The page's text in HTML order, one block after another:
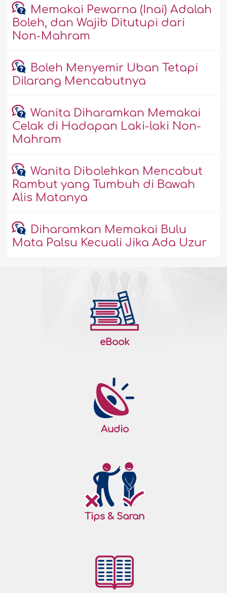
Memakai Pewarna (Inai) Adalah
Boleh, dan Wajib Ditutupi dari
Non-Mahram
Boleh Menyemir Uban Tetapi
Dilarang Mencabutnya
Wanita Diharamkan Memakai
Celak di Hadapan Laki-laki Non-
Mahram
Wanita Dibolehkan Mencabut
Rambut yang Tumbuh di Bawah
Alis Matanya
Diharamkan Memakai Bulu
Mata Palsu Kecuali Jika Ada Uzur
eBook
Audio
Tips & Saran